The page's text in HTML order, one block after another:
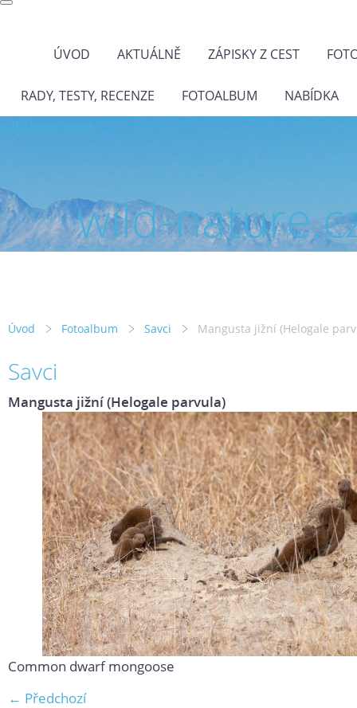
ÚVOD AKTUÁLNĚ ZÁPISKY Z CEST
RADY, TESTY, RECENZE FOTOALBUM NABÍDKA
wild-
Úvod Fotoalbum Savci Mangusta jižní (Helogale
Savci
Mangusta jižní (Helogale parvula)
Common dwarf mongoose
← Předchozí